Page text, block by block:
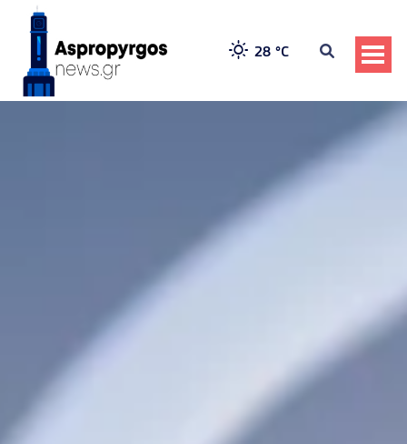
28 °C